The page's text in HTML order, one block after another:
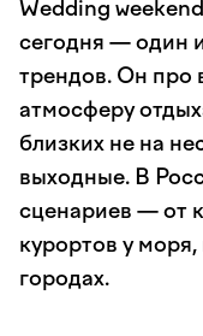
Wedding
сегодня — один
трендов. Он про
атмосферу
близких не на
выходные. В
сценариев — от
курортов у
городах.